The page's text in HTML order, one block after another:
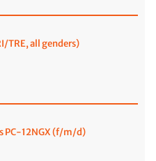
TRE, all genders)
PC-12NGX (f/m/d)